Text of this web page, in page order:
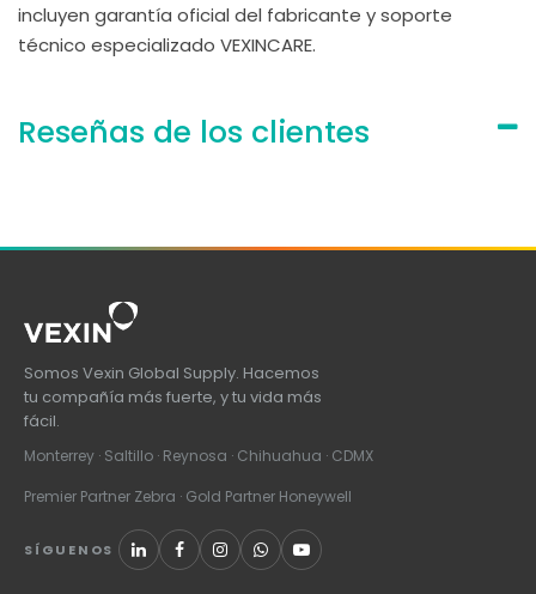
incluyen garantía oficial del fabricante y soporte
técnico especializado VEXINCARE.
Reseñas de los clientes
Somos Vexin Global Supply. Hacemos
tu compañía más fuerte, y tu vida más
fácil.
Monterrey · Saltillo · Reynosa · Chihuahua · CDMX
Premier Partner Zebra · Gold Partner Honeywell
SÍGUENOS